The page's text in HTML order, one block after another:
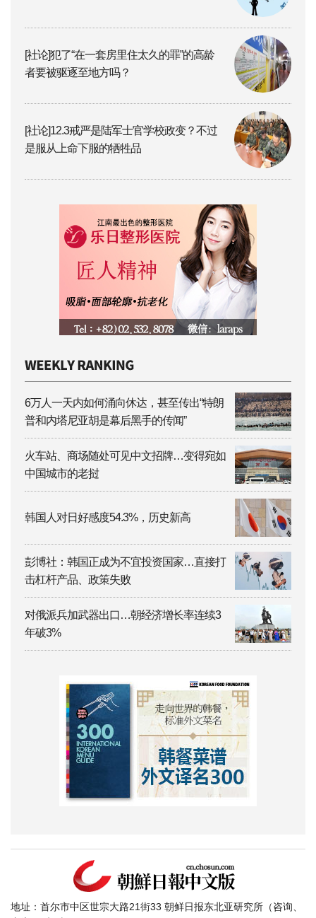
[社论]犯了“在一套房里住太久的罪”的高龄
者要被驱逐至地方吗？
[社论]12.3戒严是陆军士官学校政变？不过
是服从上命下服的牺牲品
6万人一天内如何涌向休达，甚至传出“特朗
普和内塔尼亚胡是幕后黑手的传闻”
火车站、商场随处可见中文招牌…变得宛如
中国城市的老挝
韩国人对日好感度54.3%，历史新高
彭博社：韩国正成为不宜投资国家…直接打
击杠杆产品、政策失败
对俄派兵加武器出口…朝经济增长率连续3
年破3%
地址：首尔市中区世宗大路21街33 朝鲜日报东北亚研究所（咨询、